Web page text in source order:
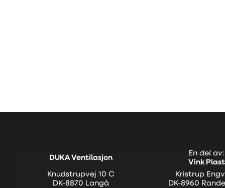
DUKA Ventilasjon
En del av:
Vink Plast
Knudstrupvej 10 C
DK-8870 Langå
Kristrup
DK-8960